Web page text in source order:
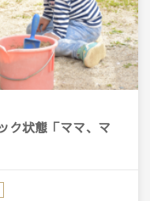
ク状態「ママ、マ